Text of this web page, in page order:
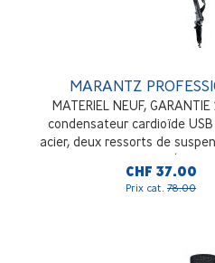
MARANTZ
MATERIEL NEUF,
condensateur cardioïde
acier, deux ressorts de
entièrement réglable (peut
pinces pour presque tous les
CHF 37.00
Prix cat. 78.00